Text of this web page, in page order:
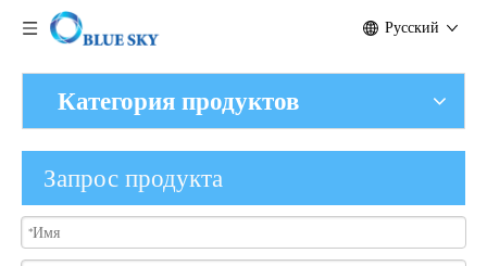
Pусский
Категория продуктов
Запрос продукта